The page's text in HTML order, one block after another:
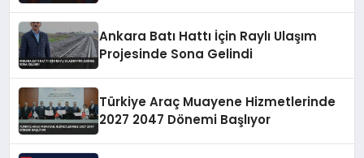
Ankara Batı Hattı İçin Raylı Ulaşım
Projesinde Sona Gelindi
Türkiye Araç Muayene Hizmetlerinde
2027 2047 Dönemi Başlıyor